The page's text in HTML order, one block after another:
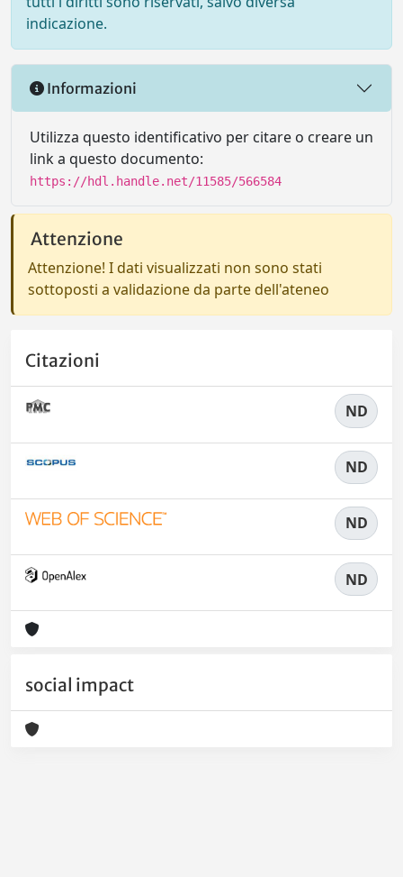
indicazione.
Informazioni
Utilizza questo identificativo per citare o creare un
link a questo documento:
https://hdl.handle.net/11585/566584
Attenzione
Attenzione! I dati visualizzati non sono stati
sottoposti a validazione da parte dell'ateneo
Citazioni
ND
ND
ND
ND
social impact